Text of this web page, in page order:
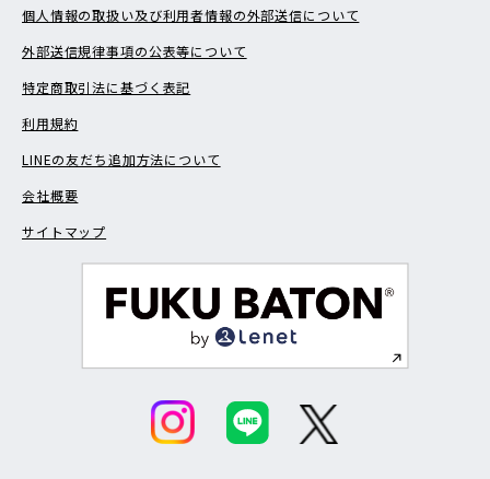
個人情報の取扱い及び利用者情報の外部送信について
外部送信規律事項の公表等について
特定商取引法に基づく表記
利用規約
LINEの友だち追加方法について
会社概要
サイトマップ